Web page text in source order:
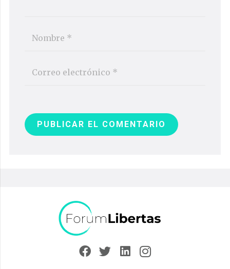
PUBLICAR EL COMENTARIO